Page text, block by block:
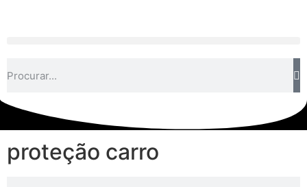
proteção carro